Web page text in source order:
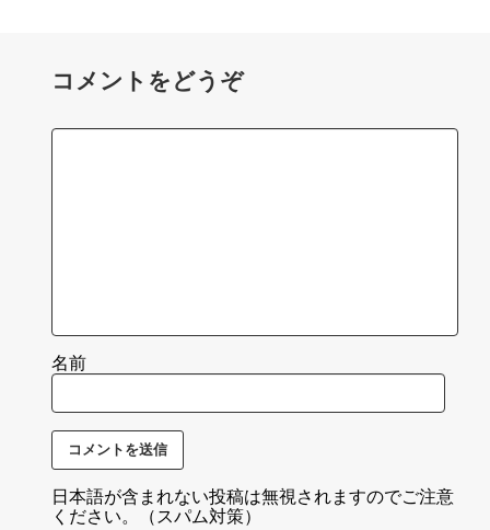
コメントをどうぞ
名前
日本語が含まれない投稿は無視されますのでご注意
ください。（スパム対策）